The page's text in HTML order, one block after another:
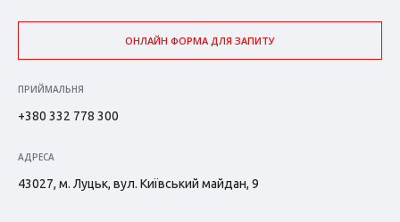
ОНЛАЙН ФОРМА ДЛЯ ЗАПИТУ
ПРИЙМАЛЬНЯ
+380 332 778 300
АДРЕСА
43027, м. Луцьк, вул. Київський майдан, 9